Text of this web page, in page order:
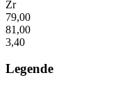
Zr
79,00
81,00
3,40
Legende